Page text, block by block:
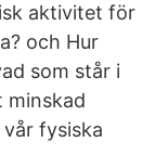
aktivitet för
och Hur
som står i
minskad
fysiska